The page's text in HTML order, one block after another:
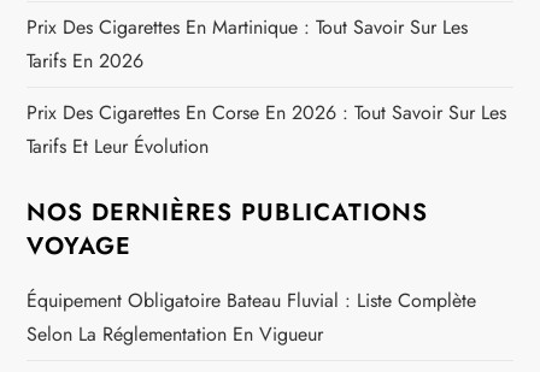
Prix Des Cigarettes En Martinique : Tout Savoir Sur Les
Tarifs En 2026
Prix Des Cigarettes En Corse En 2026 : Tout Savoir Sur Les
Tarifs Et Leur Évolution
NOS DERNIÈRES PUBLICATIONS
VOYAGE
Équipement Obligatoire Bateau Fluvial : Liste Complète
Selon La Réglementation En Vigueur